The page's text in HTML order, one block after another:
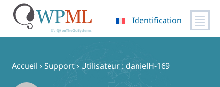
contenu
Identification
Accueil ›Support› Utilisateur : danielH-169